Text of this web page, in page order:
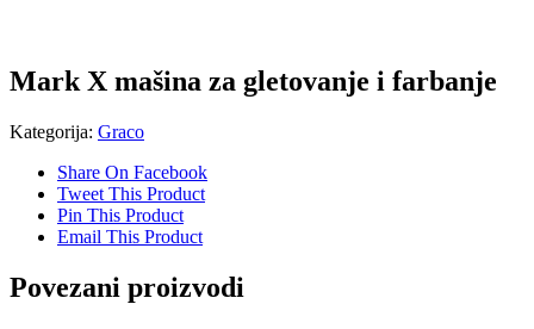
Mark X mašina za gletovanje i farbanje
Kategorija: Graco
Share On Facebook
Tweet This Product
Pin This Product
Email This Product
Povezani proizvodi